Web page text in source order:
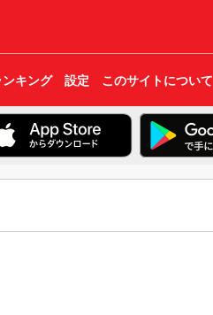
ンキング 設定 このサイトについて